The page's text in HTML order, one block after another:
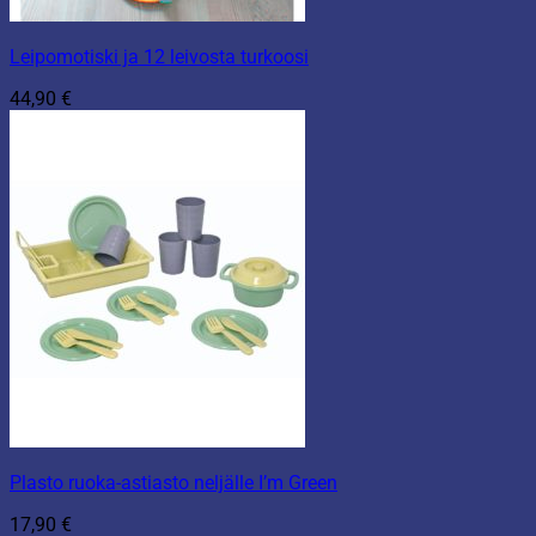
Leipomotiski ja 12 leivosta turkoosi
44,90 €
Plasto ruoka-astiasto neljälle I’m Green
17,90 €